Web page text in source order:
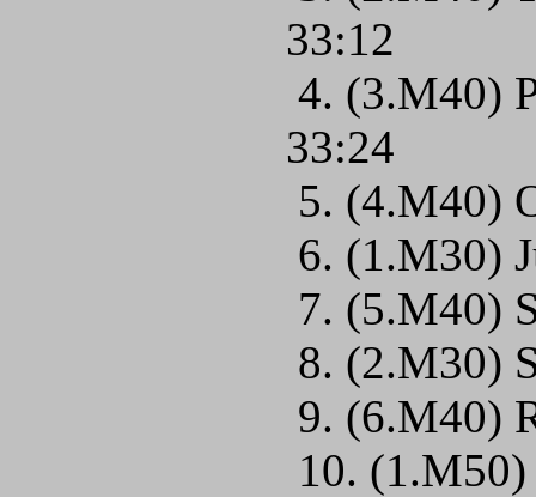
33:12
4. (3.M40)
33:24
5. (4.M40)
6. (1.M30)
7. (5.M40)
8. (2.M30)
9. (6.M40)
10.